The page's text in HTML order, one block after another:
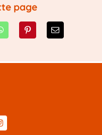
page